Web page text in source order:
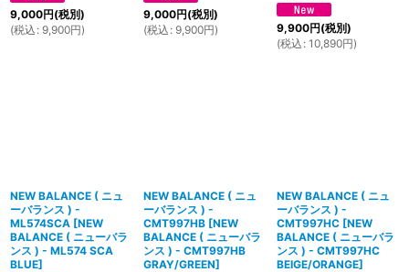
9,000円(税別)
(税込 : 9,900円)
9,000円(税別)
(税込 : 9,900円) 9,900円(税別)
(税込 : 10,890円)
NEW BALANCE ( ニュ
ーバランス ) -
ML574SCA [NEW
BALANCE ( ニューバラ
ンス ) - ML574 SCA
BLUE]
NEW BALANCE ( ニュ
ーバランス ) -
CMT997HB [NEW
BALANCE ( ニューバラ
ンス ) - CMT997HB
GRAY/GREEN]
NEW BALANCE ( ニュ
ーバランス ) -
CMT997HC [NEW
BALANCE ( ニューバラ
ンス ) - CMT997HC
BEIGE/ORANGE]